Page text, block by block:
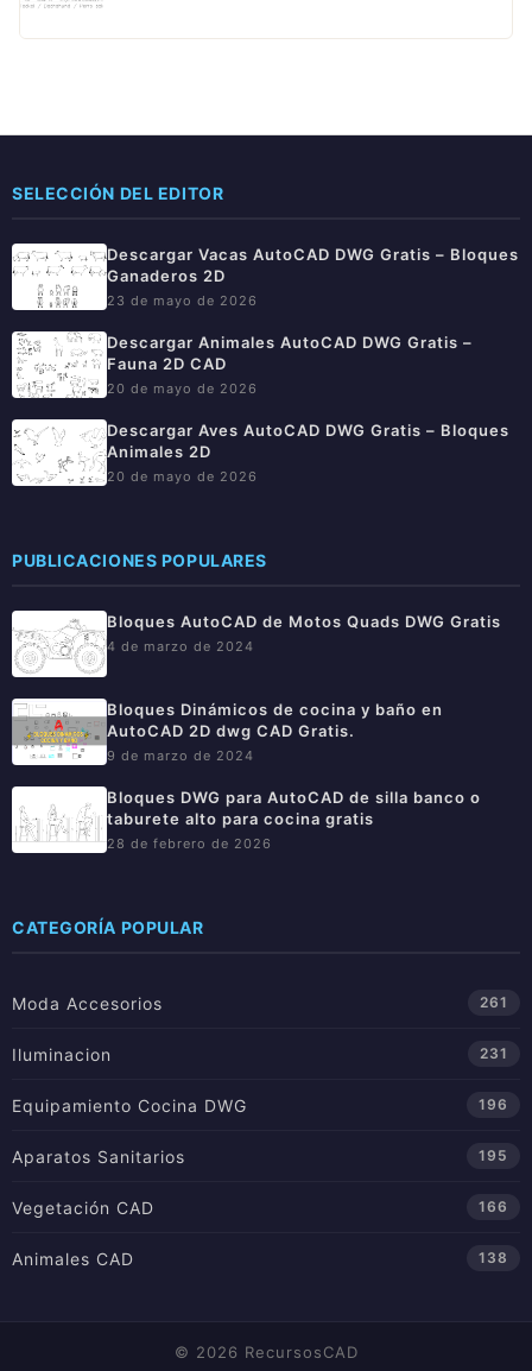
SELECCIÓN DEL EDITOR
Descargar Vacas AutoCAD DWG Gratis – Bloques
Ganaderos 2D
23 de mayo de 2026
Descargar Animales AutoCAD DWG Gratis –
Fauna 2D CAD
20 de mayo de 2026
Descargar Aves AutoCAD DWG Gratis – Bloques
Animales 2D
20 de mayo de 2026
PUBLICACIONES POPULARES
Bloques AutoCAD de Motos Quads DWG Gratis
4 de marzo de 2024
Bloques Dinámicos de cocina y baño en
AutoCAD 2D dwg CAD Gratis.
9 de marzo de 2024
Bloques DWG para AutoCAD de silla banco o
taburete alto para cocina gratis
28 de febrero de 2026
CATEGORÍA POPULAR
Moda Accesorios 261
Iluminacion 231
Equipamiento Cocina DWG 196
Aparatos Sanitarios 195
Vegetación CAD 166
Animales CAD 138
© 2026 RecursosCAD